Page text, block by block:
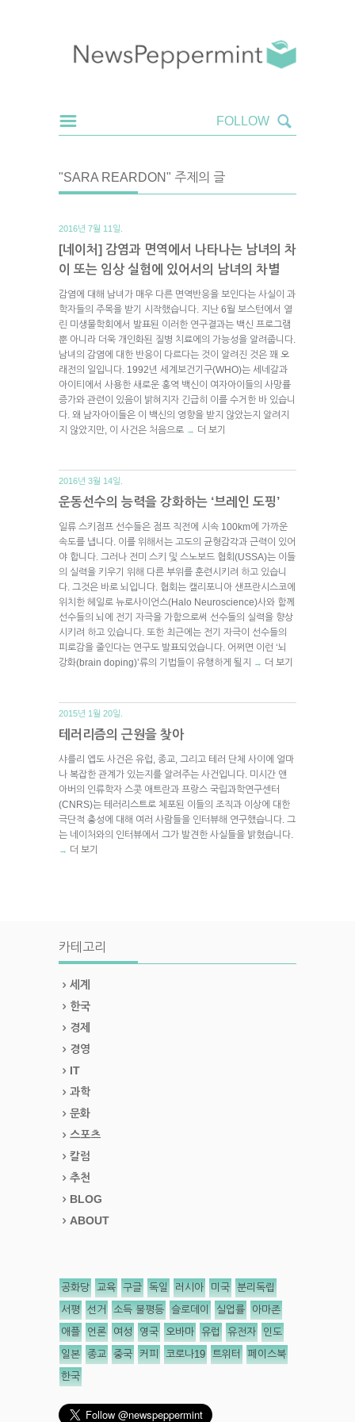
"SARA REARDON" 주제의 글
2016년 7월 11일.
[네이처] 감염과 면역에서 나타나는 남녀의 차
이 또는 임상 실험에 있어서의 남녀의 차별
감염에 대해 남녀가 매우 다른 면역반응을 보인다는 사실이 과
학자들의 주목을 받기 시작했습니다. 지난 6월 보스턴에서 열
린 미생물학회에서 발표된 이러한 연구결과는 백신 프로그램
뿐 아니라 더욱 개인화된 질병 치료에의 가능성을 알려줍니다.
남녀의 감염에 대한 반응이 다르다는 것이 알려진 것은 꽤 오
래전의 일입니다. 1992년 세계보건기구(WHO)는 세네갈과
아이티에서 사용한 새로운 홍역 백신이 여자아이들의 사망률
증가와 관련이 있음이 밝혀지자 긴급히 이를 수거한 바 있습니
다. 왜 남자아이들은 이 백신의 영향을 받지 않았는지 알려지
지 않았지만, 이 사건은 처음으로 → 더 보기
2016년 3월 14일.
운동선수의 능력을 강화하는 ‘브레인 도핑’
일류 스키점프 선수들은 점프 직전에 시속 100km에 가까운
속도를 냅니다. 이를 위해서는 고도의 균형감각과 근력이 있어
야 합니다. 그러나 전미 스키 및 스노보드 협회(USSA)는 이들
의 실력을 키우기 위해 다른 부위를 훈련시키려 하고 있습니
다. 그것은 바로 뇌입니다. 협회는 캘리포니아 샌프란시스코에
위치한 헤일로 뉴로사이언스(Halo Neuroscience)사와 함께
선수들의 뇌에 전기 자극을 가함으로써 선수들의 실력을 향상
시키려 하고 있습니다. 또한 최근에는 전기 자극이 선수들의
피로감을 줄인다는 연구도 발표되었습니다. 어쩌면 이런 ‘뇌
강화(brain doping)’류의 기법들이 유행하게 될지
→ 더 보기
2015년 1월 20일.
테러리즘의 근원을 찾아
샤를리 엡도 사건은 유럽, 종교, 그리고 테러 단체 사이에 얼마
나 복잡한 관계가 있는지를 알려주는 사건입니다. 미시간 앤
아버의 인류학자 스콧 애트란과 프랑스 국립과학연구센터
(CNRS)는 테러리스트로 체포된 이들의 조직과 이상에 대한
극단적 충성에 대해 여러 사람들을 인터뷰해 연구했습니다. 그
는 네이처와의 인터뷰에서 그가 발견한 사실들을 밝혔습니다.
→ 더 보기
카테고리
세계
한국
경제
경영
IT
과학
문화
스포츠
칼럼
추천
BLOG
ABOUT
공화당 교육 구글 독일 러시아 미국 분리독립
서평 선거 소득 불평등 슬로데이 실업률 아마존
애플 언론 여성 영국 오바마 유럽 유전자 인도
일본 종교 중국 커피 코로나19 트위터 페이스북
한국